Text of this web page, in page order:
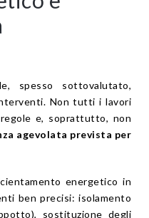
spesso sottovalutato,
Non tutti i lavori
e, soprattutto, non
agevolata prevista per
energetico in
ben precisi: isolamento
sostituzione degli